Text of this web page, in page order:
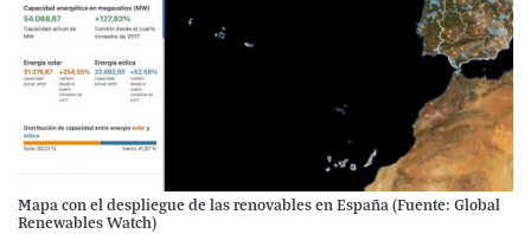
Mapa con el despliegue de las renovables en España (Fuente: Global
Renewables Watch)